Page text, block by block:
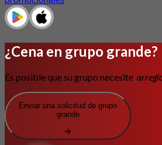
¿Cena en grupo grande?
Es posible que su grupo necesite
Enviar una solicitud de grupo
grande